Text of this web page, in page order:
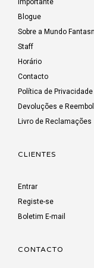
Blogue
Sobre a Mundo
Staff
Horário
Contacto
Política de Privacidade
Devoluções e
Livro de Reclamações
CLIENTES
Entrar
Registe-se
Boletim E-mail
CONTACTO